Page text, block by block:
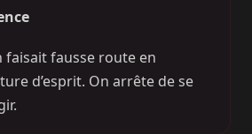
faisait fausse route en
d’esprit. On arrête de se